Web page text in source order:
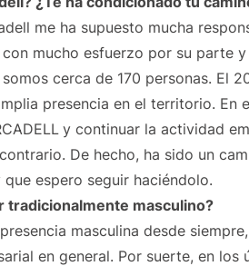
me ha supuesto mucha
mucho esfuerzo por su parte
cerca de 170 personas. El
presencia en el territorio. En
y continuar la actividad
De hecho, ha sido un
espero seguir haciéndolo.
tradicionalmente masculino?
masculina desde
en general. Por suerte, en los